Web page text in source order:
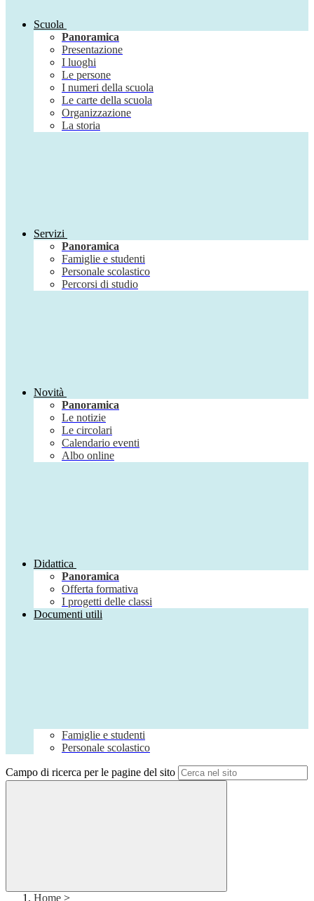
Scuola
Panoramica
Presentazione
I luoghi
Le persone
I numeri della scuola
Le carte della scuola
Organizzazione
La storia
Servizi
Panoramica
Famiglie e studenti
Personale scolastico
Percorsi di studio
Novità
Panoramica
Le notizie
Le circolari
Calendario eventi
Albo online
Didattica
Panoramica
Offerta formativa
I progetti delle classi
Documenti utili
Famiglie e studenti
Personale scolastico
Campo di ricerca per le pagine del sito
Home >